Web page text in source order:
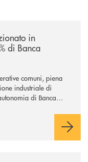
in
di Banca
comuni, piena
industriale di
di Banca
dell’operazione.